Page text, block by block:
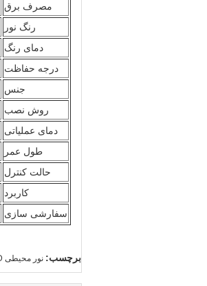
مصرف برق
رنگ نور
دمای رنگ
درجه حفاظت
جنس
روش نصب
دمای عملیاتی
طول عمر
حالت کنترل
کاربرد
سفارشی سازی
برچسب: نور محیطی LED